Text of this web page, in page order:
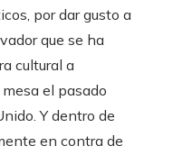
por dar gusto a
que se ha
cultural a
el pasado
Y dentro de
en contra de